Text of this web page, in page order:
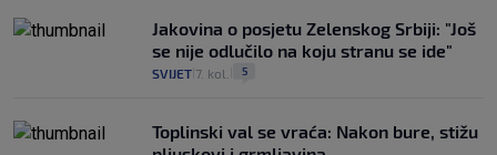
Jakovina o posjetu Zelenskog Srbiji: "Još
se nije odlučilo na koju stranu se ide"
SVIJET 7. kol. 5
Toplinski val se vraća: Nakon bure, stižu